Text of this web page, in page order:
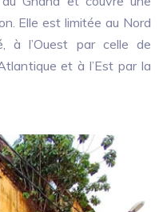
Elle est limitée au Nord
à l’Ouest par celle de
et à l’Est par la